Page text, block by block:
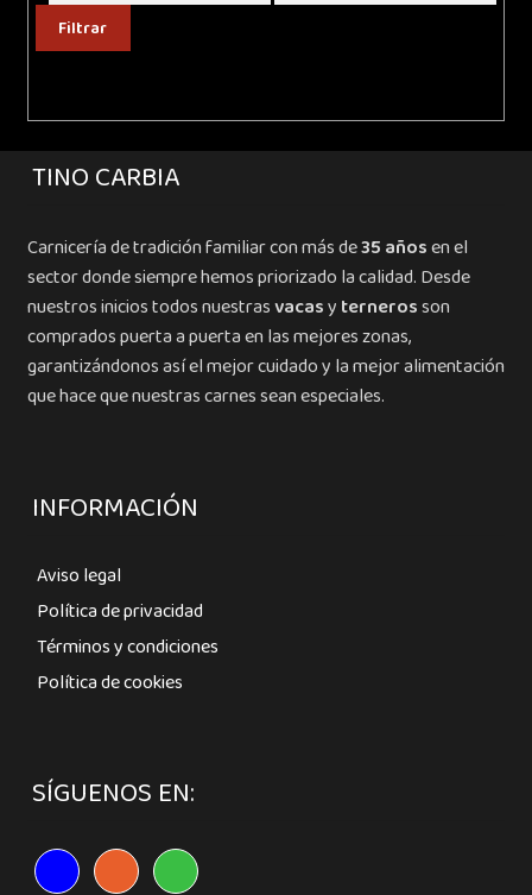
mínimo
Filtrar
TINO CARBIA
Carnicería de tradición familiar con más de35 añosen el
sector donde siempre hemos priorizado la calidad. Desde
nuestros inicios todos nuestrasvacasy ternerosson
comprados puerta a puerta en las mejores zonas,
garantizándonos así el mejor cuidado y la mejor alimentación
que hace que nuestras carnes sean especiales.
INFORMACIÓN
Aviso legal
Política de privacidad
Términos y condiciones
Política de cookies
SÍGUENOS EN: